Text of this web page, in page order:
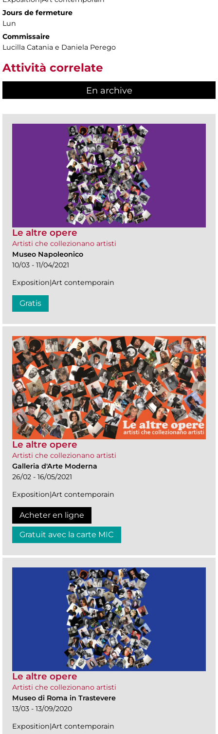
Jours de fermeture
Lun
Commissaire
Lucilla Catania e Daniela Perego
Attività correlate
En archive
Le altre opere
Artisti che collezionano artisti
Museo Napoleonico
10/03 - 11/04/2021
Exposition|Art contemporain
Gratis
Le altre opere
Artisti che collezionano artisti
Galleria d'Arte Moderna
26/02 - 16/05/2021
Exposition|Art contemporain
Acheter en ligne
Gratuit avec la carte MIC
Le altre opere
Artisti che collezionano artisti
Museo di Roma in Trastevere
13/03 - 13/09/2020
Exposition|Art contemporain